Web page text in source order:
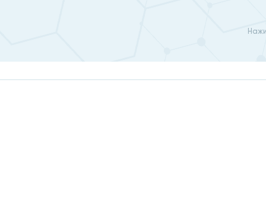
Спинальная нейрохирургия в нашем центре, а
квалификацией. Записаться на прием в удобные
врачу на потом, на кону ваше здоровье!